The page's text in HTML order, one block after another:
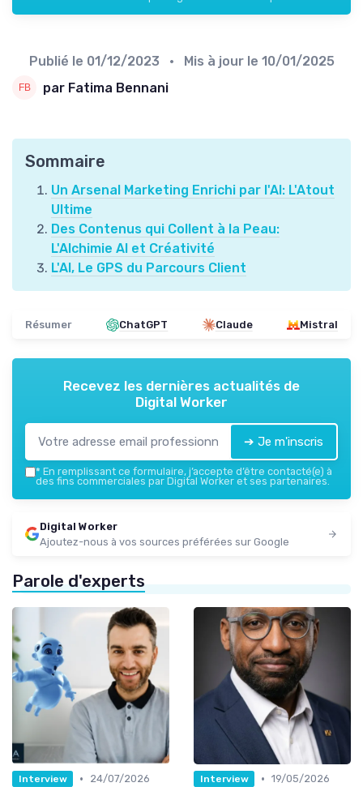
Publié le 01/12/2023 • Mis à jour le 10/01/2025
par Fatima Bennani
Sommaire
Un Arsenal Marketing Enrichi par l'AI: L'Atout
Ultime
Des Contenus qui Collent à la Peau:
L'Alchimie AI et Créativité
L'AI, Le GPS du Parcours Client
Résumer ChatGPT Claude Mistral
Recevez les dernières actualités de
Digital Worker
➔ Je m'inscris
* En remplissant ce formulaire, j’accepte d’être contacté(e) à
des fins commerciales par Digital Worker et ses partenaires.
Digital Worker
Ajoutez-nous à vos sources préférées sur Google
Parole d'experts
Interview •
24/07/2026
Interview • 19/05/2026